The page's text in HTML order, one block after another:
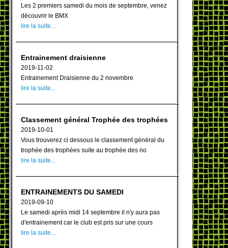
Les 2 premiers samedi du mois de septembre, venez
découvrir le BMX
lire la suite...
Entrainement draisienne
2019-11-02
Entrainement Draisienne du 2 novembre
lire la suite...
Classement général Trophée des trophées
2019-10-01
Vous trouverez ci dessous le classement général du
trophée des trophées suite au trophée des no
lire la suite...
ENTRAINEMENTS DU SAMEDI
2019-09-10
Le samedi après midi 14 septembre il n'y aura pas
d'entrainement car le club est pris sur une cours
lire la suite...